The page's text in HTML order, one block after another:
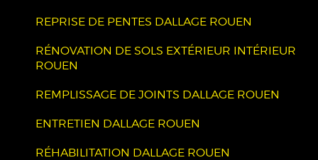
REPRISE DE PENTES DALLAGE ROUEN
RÉNOVATION DE SOLS EXTÉRIEUR INTÉRIEUR
ROUEN
REMPLISSAGE DE JOINTS DALLAGE ROUEN
ENTRETIEN DALLAGE ROUEN
RÉHABILITATION DALLAGE ROUEN